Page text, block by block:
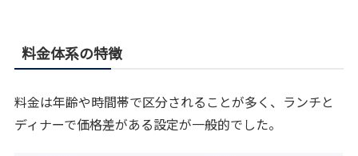
料金体系の特徴
料金は年齢や時間帯で区分されることが多く、ランチと
ディナーで価格差がある設定が一般的でした。